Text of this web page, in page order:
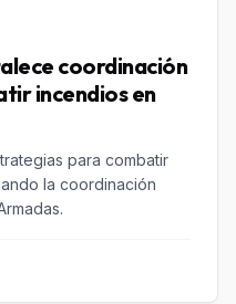
coordinación
incendios en
para combatir
la coordinación